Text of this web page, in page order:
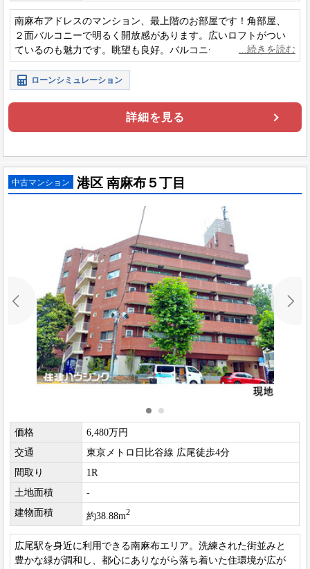
南麻布アドレスのマンション、最上階のお部屋です！角部屋、
２面バルコニーで明るく開放感があります。広いロフトがつい
ているのも魅力です。眺望も良好。バルコニーから隣地の豊か
な緑を望めます。
ローンシミュレーション
詳細を見る
中古マンション 港区 南麻布５丁目
価格
6,480万円
交通
東京メトロ日比谷線 広尾徒歩4分
間取り
1R
土地面積
-
建物面積
約38.88m2
広尾駅を身近に利用できる南麻布エリア。洗練された街並みと
豊かな緑が調和し、都心にありながら落ち着いた住環境が広が